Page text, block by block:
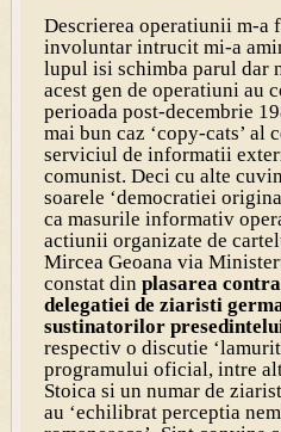
Descrierea operatiunii m-a
involuntar intrucit mi-a
lupul isi schimba parul dar
acest gen de operatiuni au
perioada post-decembrie
mai bun caz ‘copy-cats’ al
serviciul de informatii
comunist. Deci cu alte
soarele ‘democratiei
ca masurile informativ
actiunii organizate de
Mircea Geoana via
constat din plasarea
delegatiei de ziaristi
sustinatorilor
respectiv o discutie
programului oficial, intre
Stoica si un numar de
au ‘echilibrat perceptia